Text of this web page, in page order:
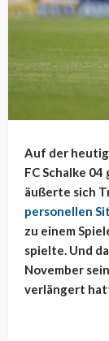
Auf der
FC Schalke
äußerte sich
personellen
zu einem
spielte. Und
November
verlängert